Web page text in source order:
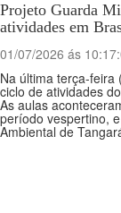
Projeto Guarda
atividades em
01/07/2026 ás
Na última terça-
ciclo de atividades
As aulas
período vespertino,
Ambiental de